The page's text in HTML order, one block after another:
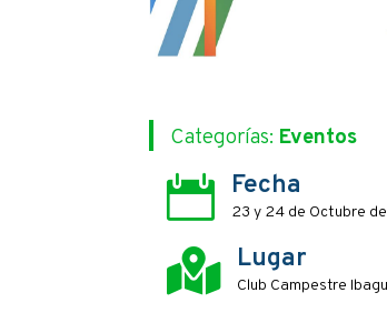
Categorías: Eventos
 Fecha
23 y 24 de Octubre
 Lugar
Club Campestre